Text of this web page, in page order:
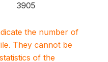
3905
the number of
They cannot be
of the